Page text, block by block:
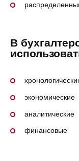
В
экономические
аналитические
финансовые